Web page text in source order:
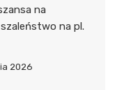
na
na pl.
2026